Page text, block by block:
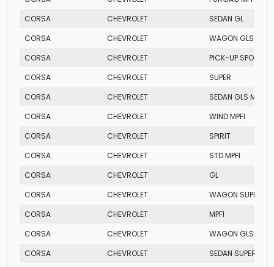
CORSA
CHEVROLET
SEDAN GL
CORSA
CHEVROLET
WAGON GLS MPFI
CORSA
CHEVROLET
PICK-UP SPORT
CORSA
CHEVROLET
SUPER
CORSA
CHEVROLET
SEDAN GLS MPFI
CORSA
CHEVROLET
WIND MPFI
CORSA
CHEVROLET
SPIRIT
CORSA
CHEVROLET
STD MPFI
CORSA
CHEVROLET
GL
CORSA
CHEVROLET
WAGON SUPER
CORSA
CHEVROLET
MPFI
CORSA
CHEVROLET
WAGON GLS
CORSA
CHEVROLET SEDAN SUPER